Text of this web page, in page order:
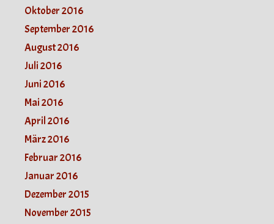
Oktober 2016
September 2016
August 2016
Juli 2016
Juni 2016
Mai 2016
April 2016
März 2016
Februar 2016
Januar 2016
Dezember 2015
November 2015